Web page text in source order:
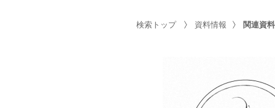
検索トップ 資料情報 関連資